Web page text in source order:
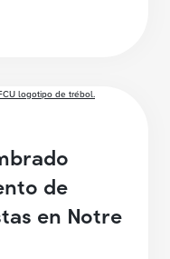
de
en Notre